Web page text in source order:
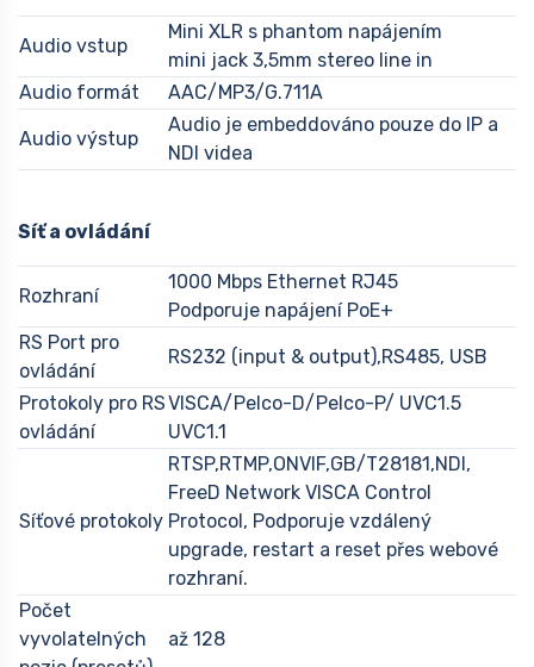
Audio vstup
Mini XLR s phantom napájením
mini jack 3,5mm stereo line in
Audio formát
AAC/MP3/G.711A
Audio výstup
Audio je embeddováno pouze do IP a
NDI videa
Síť a ovládání
Rozhraní
1000 Mbps Ethernet RJ45
Podporuje napájení PoE+
RS Port pro
ovládání
RS232 (input & output),RS485, USB
Protokoly pro RS
ovládání
VISCA/Pelco-D/Pelco-P/ UVC1.5
UVC1.1
Síťové protokoly
RTSP,RTMP,ONVIF,GB/T28181,NDI,
FreeD Network VISCA Control
Protocol, Podporuje vzdálený
upgrade, restart a reset přes webové
rozhraní.
Počet
vyvolatelných
až 128